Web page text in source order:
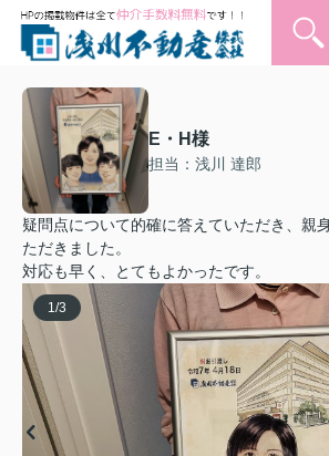
E・H様
担当：浅川 達郎
疑問点について的確に答えていただき、親
ただきました。
対応も早く、とてもよかったです。
1 /3